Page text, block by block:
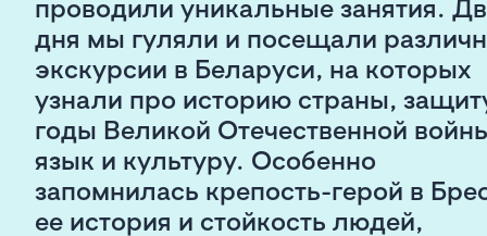
проводили уникальные занятия.
дня мы гуляли и посещали
экскурсии в Беларуси, на которых
узнали про историю страны,
годы Великой Отечественной
язык и культуру. Особенно
запомнилась крепость-герой в
ее история и стойкость людей,